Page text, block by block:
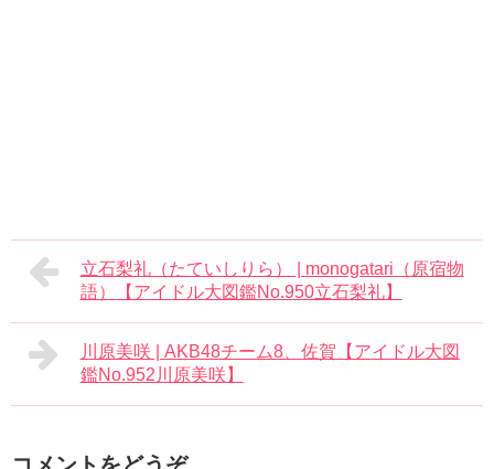
立石梨礼（たていしりら） | monogatari（原宿物
語）【アイドル大図鑑No.950立石梨礼】
川原美咲 | AKB48チーム8、佐賀【アイドル大図
鑑No.952川原美咲】